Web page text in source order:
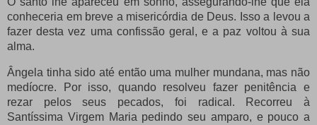
conheceria em breve a misericórdia de Deus. Isso a levou a
fazer desta vez uma confissão geral, e a paz voltou à sua
alma.
Ângela tinha sido até então uma mulher mundana, mas não
medíocre. Por isso, quando resolveu fazer penitência e
rezar pelos seus pecados, foi radical. Recorreu à
Santíssima Virgem Maria pedindo seu amparo, e pouco a